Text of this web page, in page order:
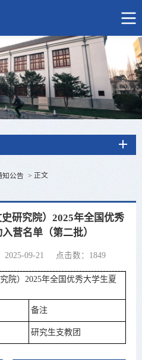
知公告 > 正文
研究院）2025年全国优秀
营名单（第二批）
2025-09-21 点击数： 1849
院）2025年全国优秀大学生夏
备注
研究生支教团